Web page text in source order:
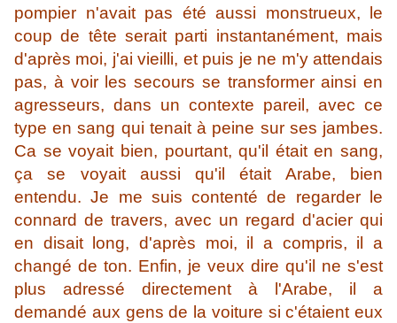
pompier n'avait pas été aussi monstrueux, le
coup de tête serait parti instantanément, mais
d'après moi, j'ai vieilli, et puis je ne m'y attendais
pas, à voir les secours se transformer ainsi en
agresseurs, dans un contexte pareil, avec ce
type en sang qui tenait à peine sur ses jambes.
Ca se voyait bien, pourtant, qu'il était en sang,
ça se voyait aussi qu'il était Arabe, bien
entendu. Je me suis contenté de regarder le
connard de travers, avec un regard d'acier qui
en disait long, d'après moi, il a compris, il a
changé de ton. Enfin, je veux dire qu'il ne s'est
plus adressé directement à l'Arabe, il a
demandé aux gens de la voiture si c'étaient eux